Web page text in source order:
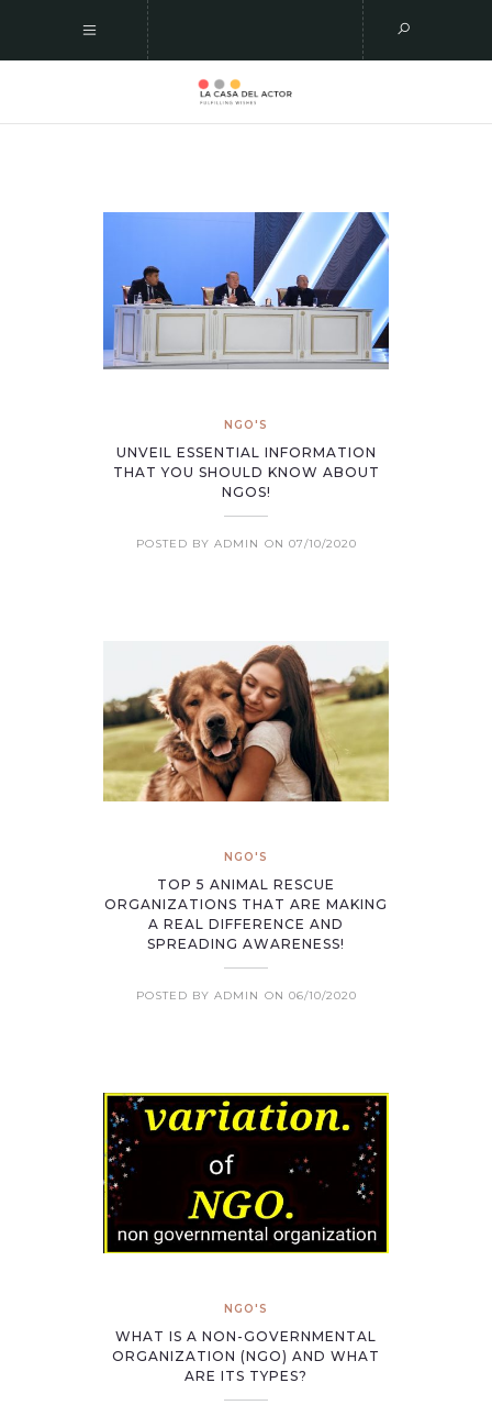
NGO'S
UNVEIL ESSENTIAL INFORMATION
THAT YOU SHOULD KNOW ABOUT
NGOS!
POSTED BY ADMIN ON 07/10/2020
NGO'S
TOP 5 ANIMAL RESCUE
ORGANIZATIONS THAT ARE MAKING
A REAL DIFFERENCE AND
SPREADING AWARENESS!
POSTED BY ADMIN ON 06/10/2020
NGO'S
WHAT IS A NON-GOVERNMENTAL
ORGANIZATION (NGO) AND WHAT
ARE ITS TYPES?